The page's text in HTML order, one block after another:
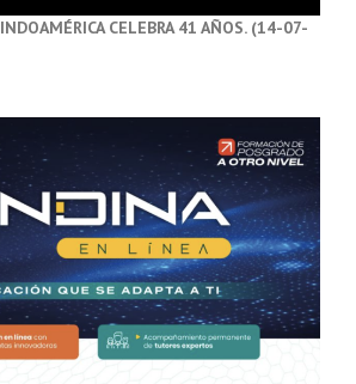
INDOAMÉRICA CELEBRA 41 AÑOS. (14-07-